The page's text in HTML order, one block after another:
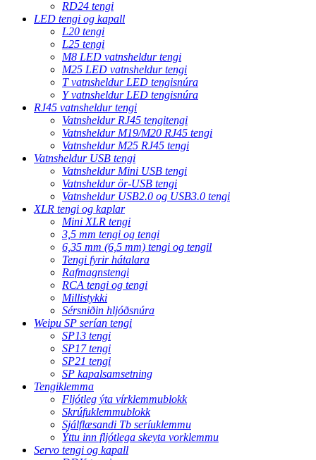
RD24 tengi
LED tengi og kapall
L20 tengi
L25 tengi
M8 LED vatnsheldur tengi
M25 LED vatnsheldur tengi
T vatnsheldur LED tengisnúra
Y vatnsheldur LED tengisnúra
RJ45 vatnsheldur tengi
Vatnsheldur RJ45 tengitengi
Vatnsheldur M19/M20 RJ45 tengi
Vatnsheldur M25 RJ45 tengi
Vatnsheldur USB tengi
Vatnsheldur Mini USB tengi
Vatnsheldur ör-USB tengi
Vatnsheldur USB2.0 og USB3.0 tengi
XLR tengi og kaplar
Mini XLR tengi
3,5 mm tengi og tengi
6,35 mm (6,5 mm) tengi og tengil
Tengi fyrir hátalara
Rafmagnstengi
RCA tengi og tengi
Millistykki
Sérsniðin hljóðsnúra
Weipu SP serían tengi
SP13 tengi
SP17 tengi
SP21 tengi
SP kapalsamsetning
Tengiklemma
Fljótleg ýta vírklemmublokk
Skrúfuklemmublokk
Sjálflæsandi Tb seríuklemmu
Ýttu inn fljótlega skeyta vorklemmu
Servo tengi og kapall